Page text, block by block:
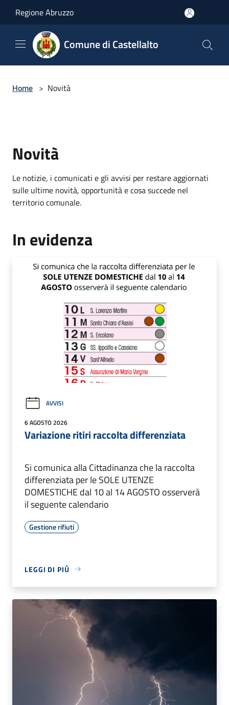
Regione Abruzzo
Comune di Castellalto
Home > Novità
Novità
Le notizie, i comunicati e gli avvisi per restare aggiornati
sulle ultime novità, opportunità e cosa succede nel
territorio comunale.
In evidenza
AVVISI
6 AGOSTO 2026
Variazione ritiri raccolta differenziata
Si comunica alla Cittadinanza che la raccolta
differenziata per le SOLE UTENZE
DOMESTICHE dal 10 al 14 AGOSTO osserverà
il seguente calendario
Gestione rifiuti
LEGGI DI PIÙ